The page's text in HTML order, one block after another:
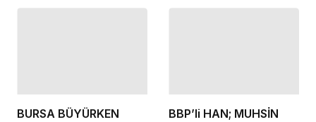
BURSA BÜYÜRKEN
BBP’li HAN; MUHSİN